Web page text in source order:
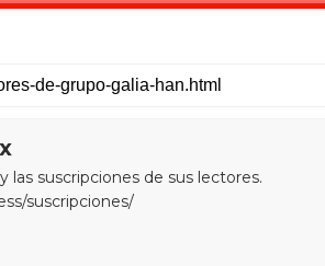
suscripciones de sus lectores.
suscripciones/